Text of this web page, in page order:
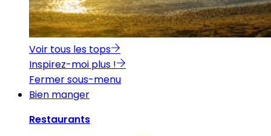
Voir tous les tops
Inspirez-moi plus !
Fermer sous-menu
Bien manger
Restaurants